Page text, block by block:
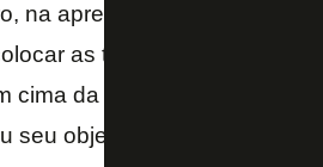
na apresentação oficial de
as taças de campeão
cima da mesa. Em entrevista
seu objetivo.